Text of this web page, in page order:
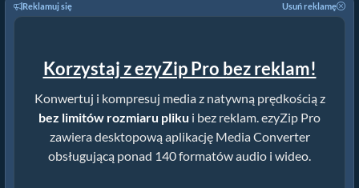
Reklamuj się Usuń reklamę
Korzystaj z ezyZip Pro bez reklam!
Konwertuj i kompresuj media z natywną prędkością z
bez limitów rozmiaru pliku i bez reklam. ezyZip Pro
zawiera desktopową aplikację Media Converter
obsługującą ponad 140 formatów audio i wideo.